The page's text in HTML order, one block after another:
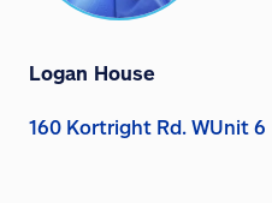
Logan House
160 Kortright Rd. WUnit 6